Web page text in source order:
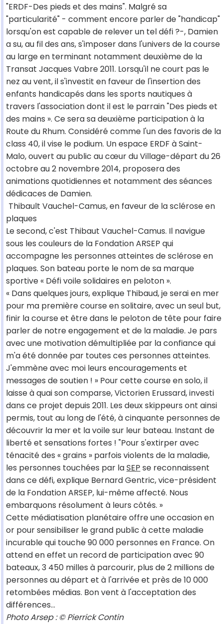
"ERDF-Des pieds et des mains". Malgré sa
"particularité" - comment encore parler de "handicap"
lorsqu'on est capable de relever un tel défi ?-, Damien
a su, au fil des ans, s'imposer dans l'univers de la course
au large en terminant notamment deuxième de la
Transat Jacques Vabre 2011. Lorsqu'il ne court pas le
nez au vent, il s'investit en faveur de l'insertion des
enfants handicapés dans les sports nautiques à
travers l'association dont il est le parrain "Des pieds et
des mains ». Ce sera sa deuxième participation à la
Route du Rhum. Considéré comme l'un des favoris de la
class 40, il vise le podium. Un espace ERDF à Saint-
Malo, ouvert au public au cœur du Village-départ du 26
octobre au 2 novembre 2014, proposera des
animations quotidiennes et notamment des séances
dédicaces de Damien.
Thibault Vauchel-Camus, en faveur de la sclérose en
plaques
Le second, c'est Thibaut Vauchel-Camus. Il navigue
sous les couleurs de la Fondation ARSEP qui
accompagne les personnes atteintes de sclérose en
plaques. Son bateau porte le nom de sa marque
sportive « Défi voile solidaires en peloton ».
« Dans quelques jours, explique Thibaud, je serai en mer
pour ma première course en solitaire, avec un seul but,
finir la course et être dans le peloton de tête pour faire
parler de notre engagement et de la maladie. Je pars
avec une motivation démultipliée par la confiance qui
m'a été donnée par toutes ces personnes atteintes.
J'emmène avec moi leurs encouragements et
messages de soutien ! » Pour cette course en solo, il
laisse à quai son comparse, Victorien Erussard, investi
dans ce projet depuis 2011. Les deux skippeurs ont ainsi
permis, tout au long de l'été, à cinquante personnes de
découvrir la mer et la voile sur leur bateau. Instant de
liberté et sensations fortes ! "Pour s'extirper avec
ténacité des « grains » parfois violents de la maladie,
les personnes touchées par laSEP se reconnaissent
dans ce défi, explique Bernard Gentric, vice-président
de la Fondation ARSEP, lui-même affecté. Nous
embarquons résolument à leurs côtés. »
Cette médiatisation planétaire offre une occasion en
or pour sensibiliser le grand public à cette maladie
incurable qui touche 90 000 personnes en France. On
attend en effet un record de participation avec 90
bateaux, 3 450 milles à parcourir, plus de 2 millions de
personnes au départ et à l'arrivée et près de 10 000
retombées médias. Bon vent à l'acceptation des
différences...
Photo Arsep : © Pierrick Contin